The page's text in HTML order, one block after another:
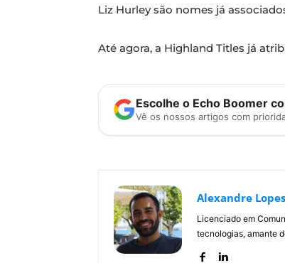
Liz Hurley são nomes já
Até agora, a Highland Titles já
Escolhe o Echo Boomer
Vê os nossos artigos com
Alexandre Lopes
Licenciado em
tecnologias, amante